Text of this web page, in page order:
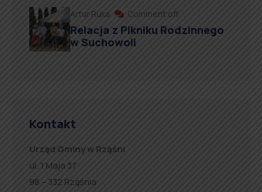
Artur Ruka Comment off
Relacja z Pikniku Rodzinnego
w Suchowoli
Kontakt
Urząd Gminy w Rząśni
ul. 1 Maja 37
98 – 332 Rząśnia